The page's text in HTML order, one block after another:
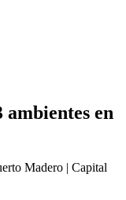
en
Madero | Capital